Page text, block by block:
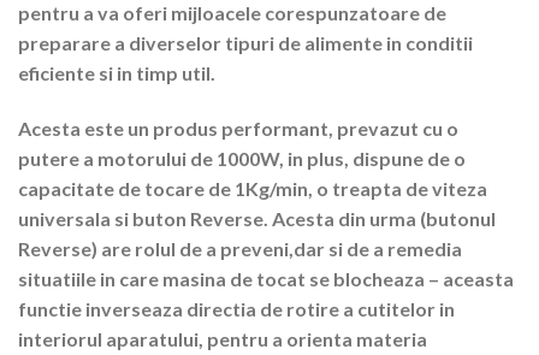
pentru a va oferi mijloacele corespunzatoare de
preparare a diverselor tipuri de alimente in conditii
eficiente si in timp util.
Acesta este un produs performant, prevazut cu o
putere a motorului de 1000W, in plus, dispune de o
capacitate de tocare de 1Kg/min, o treapta de viteza
universala si buton Reverse. Acesta din urma (butonul
Reverse) are rolul de a preveni,dar si de a remedia
situatiile in care masina de tocat se blocheaza – aceasta
functie inverseaza directia de rotire a cutitelor in
interiorul aparatului, pentru a orienta materia